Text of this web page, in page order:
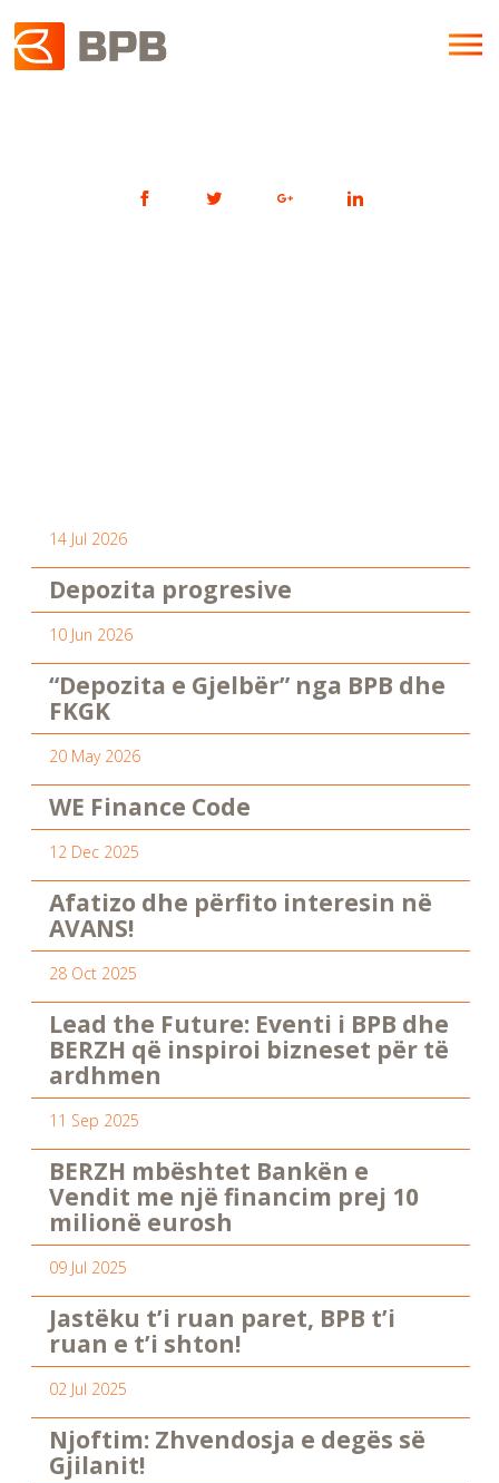
14 Jul 2026
Depozita progresive
10 Jun 2026
“Depozita e Gjelbër” nga BPB dhe
FKGK
20 May 2026
WE Finance Code
12 Dec 2025
Afatizo dhe përfito interesin në
AVANS!
28 Oct 2025
Lead the Future: Eventi i BPB dhe
BERZH që inspiroi bizneset për të
ardhmen
11 Sep 2025
BERZH mbështet Bankën e
Vendit me një financim prej 10
milionë eurosh
09 Jul 2025
Jastëku t’i ruan paret, BPB t’i
ruan e t’i shton!
02 Jul 2025
Njoftim: Zhvendosja e degës së
Gjilanit!